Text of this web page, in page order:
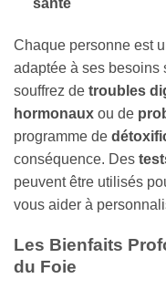
Chaque personne est
adaptée à ses besoins
souffrez de troubles
hormonaux ou de
programme de
conséquence. Des
peuvent être utilisés
vous aider à
Les Bienfaits
du Foie